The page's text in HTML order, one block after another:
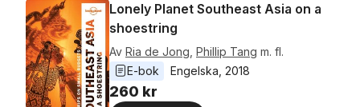
Lonely Planet Southeast Asia on a
shoestring
Av Ria de Jong Phillip Tang m. fl.
E-bok
Engelska 2018
260 kr